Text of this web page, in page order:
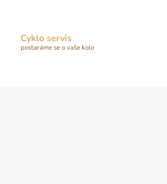
Cyklo servis
postaráme se o vaše kolo